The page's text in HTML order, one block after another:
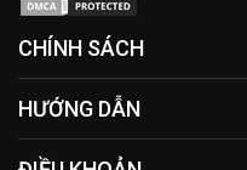
CHÍNH SÁCH
HƯỚNG DẪN